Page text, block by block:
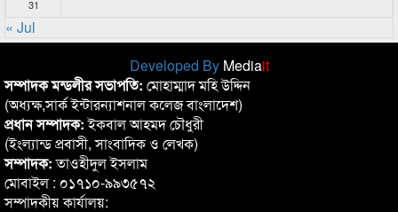
31
« Jul
Developed By Mediait
সম্পাদক মন্ডলীর সভাপতি: মোহাম্মাদ মহি উদ্দিন
(অধ্যক্ষ,সার্ক ইন্টারন্যাশনাল কলেজ বাংলাদেশ)
প্রধান সম্পাদক:ইকবাল আহমদ চৌধুরী
(ইংল্যান্ড প্রবাসী, সাংবাদিক ও লেখক)
সম্পাদক:তাওহীদুল ইসলাম
মোবাইল : ০১৭১০-৯৯৩৫৭২
সম্পাদকীয় কার্যালয়: